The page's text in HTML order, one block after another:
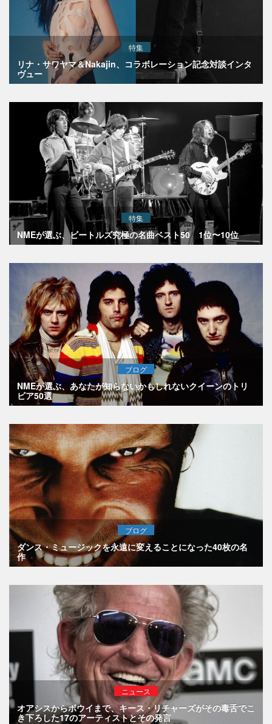
特集
リナ・サワヤマ＆Nakajin、コラボレーション記念対談インタ
ヴュー
特集
NMEが選ぶ、ビートルズ究極の名曲ベスト50 1位〜10位
ブログ
NMEが選ぶ、あなたが知らないかもしれないクイーンのトリ
ビア50選
ブログ
ダンス・ミュージックを永遠に変えることになった40枚の名
作
ニュース
オアシスからボウイまで、キース・リチャーズがその毒舌でこ
き下ろした17のアーティストとその発言